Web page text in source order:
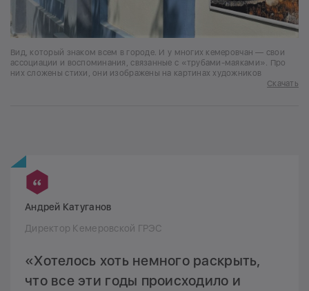
Вид, который знаком всем в городе. И у многих кемеровчан — свои
ассоциации и воспоминания, связанные с «трубами-маяками». Про
них сложены стихи, они изображены на картинах художников
Скачать
Андрей Катуганов
Директор Кемеровской ГРЭС
«Хотелось хоть немного раскрыть,
что все эти годы происходило и